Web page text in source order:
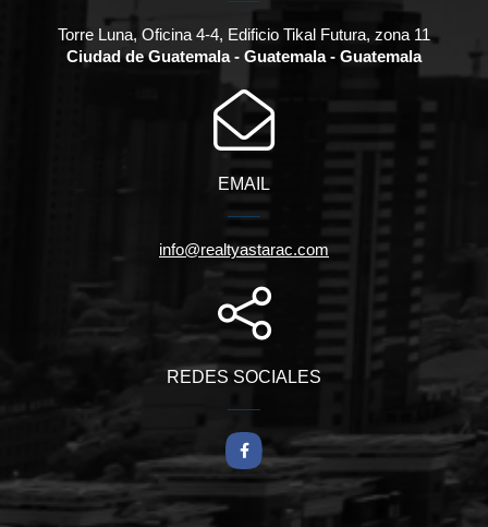
Torre Luna, Oficina 4-4, Edificio Tikal Futura, zona 11
Ciudad de Guatemala - Guatemala - Guatemala
EMAIL
info@realtyastarac.com
REDES SOCIALES
Facebook